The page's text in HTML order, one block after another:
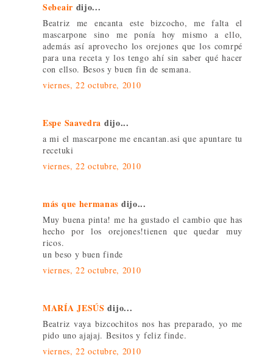
Sebeair dijo...
Beatriz me encanta este bizcocho, me falta el
mascarpone sino me ponía hoy mismo a ello,
además así aprovecho los orejones que los comrpé
para una receta y los tengo ahí sin saber qué hacer
con ellso. Besos y buen fin de semana.
viernes, 22 octubre, 2010
Espe Saavedra dijo...
a mi el mascarpone me encantan.asi que apuntare tu
recetuki
viernes, 22 octubre, 2010
más que hermanas dijo...
Muy buena pinta! me ha gustado el cambio que has
hecho por los orejones!tienen que quedar muy
ricos.
un beso y buen finde
viernes, 22 octubre, 2010
MARÍA JESÚS dijo...
Beatriz vaya bizcochitos nos has preparado, yo me
pido uno ajajaj. Besitos y feliz finde.
viernes, 22 octubre, 2010